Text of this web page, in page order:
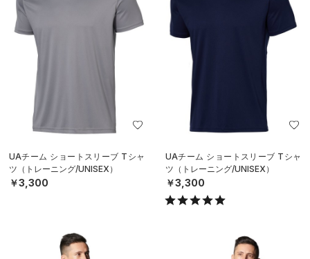
UAチーム ショートスリーブ Tシャ
ツ（トレーニング/UNISEX）
￥3,300
UAチーム ショートスリーブ Tシャ
ツ（トレーニング/UNISEX）
￥3,300